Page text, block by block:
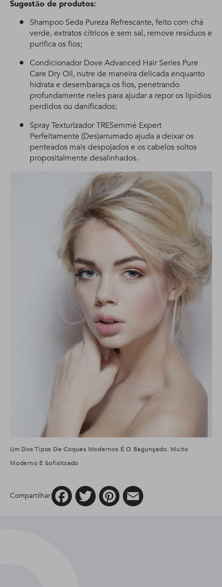
Sugestão de produtos:
Shampoo Seda Pureza Refrescante, feito com chá
verde, extratos cítricos e sem sal, remove resíduos e
purifica os fios;
Condicionador Dove Advanced Hair Series Pure
Care Dry Oil, nutre de maneira delicada enquanto
hidrata e desembaraça os fios, penetrando
profundamente neles para ajudar a repor os lipídios
perdidos ou danificados;
Spray Texturizador TRESemmé Expert
Perfeitamente (Des)arrumado ajuda a deixar os
penteados mais despojados e os cabelos soltos
propositalmente desalinhados.
Um Dos Tipos De Coques Modernos É O Bagunçado. Muito
Moderno E Sofisitcado
Compartilhar
FacebookTwitter Pinterest